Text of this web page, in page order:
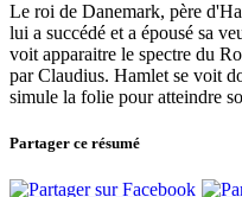
Le roi de Danemark, père
lui a succédé et a épousé sa
voit apparaitre le spectre du
par Claudius. Hamlet se voit
simule la folie pour atteindre
Partager ce résumé